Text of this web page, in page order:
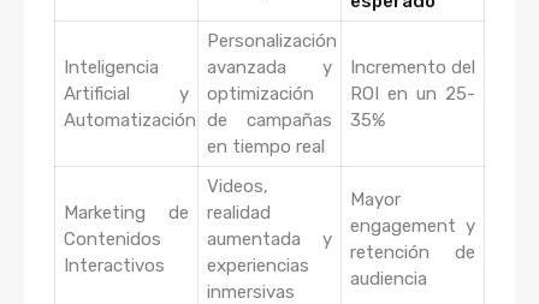
Inteligencia
Artificial y
Automatización
Personalización
avanzada y
optimización
de campañas
en tiempo real
Incremento del
ROI en un 25-
35%
Marketing de
Contenidos
Interactivos
Videos,
realidad
aumentada y
experiencias
inmersivas
Mayor
engagement y
retención de
audiencia